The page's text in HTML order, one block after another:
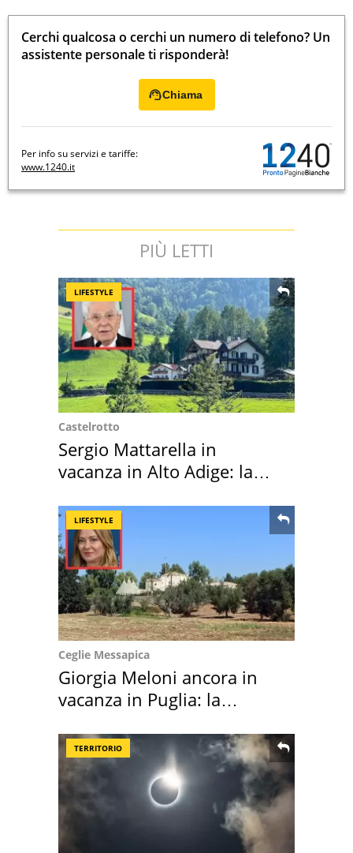
Cerchi qualcosa o cerchi un numero di telefono? Un
assistente personale ti risponderà!
Chiama
Per info su servizi e tariffe:
www.1240.it
PIÙ LETTI
LIFESTYLE
Castelrotto
Sergio Mattarella in
vacanza in Alto Adige: la
LIFESTYLE
Ceglie Messapica
Giorgia Meloni ancora in
vacanza in Puglia: la
TERRITORIO